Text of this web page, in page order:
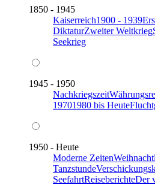
1850 - 1945
Kaiserreich1900 - 1939
DiktaturZweiter Weltkrieg
Seekrieg
1945 - 1950
Nachkriegszeit
19701980 bis Heute
1950 - Heute
Moderne Zeiten
Tanzstunde
SeefahrtReiseberichteDer